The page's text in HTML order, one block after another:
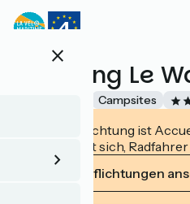
Direkt
zum
close
Camping Le
Campsites
Diese Einrichtung ist
verpflichtet sich,
Ihre Verpflichtungen